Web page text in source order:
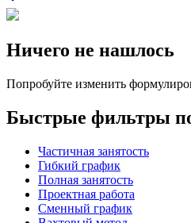
Ничего не нашлось
Попробуйте изменить
Быстрые фильтры
Частичная занятость
Гибкий график
Полная занятость
Проектная работа
Сменный график